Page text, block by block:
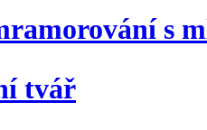
s
tvář